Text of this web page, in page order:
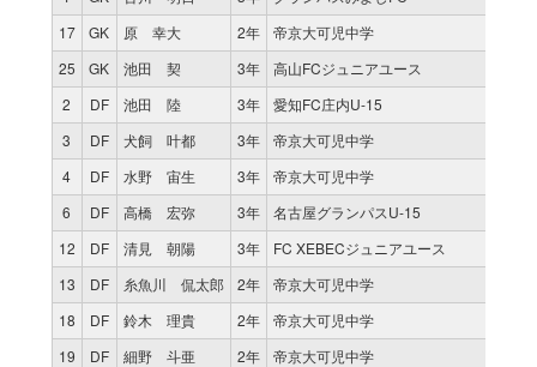
17
GK 原 幸大 2年
帝京大可児中学
25
GK 池田 契 3年
高山FCジュニアユース
2
DF 池田 陸 3年
愛知FC庄内U-15
3
DF 犬飼 叶都 3年
帝京大可児中学
4
DF 水野 宙生 3年
帝京大可児中学
6
DF 高橋 宏弥 3年
名古屋グランパスU-15
12
DF 清見 朝陽 3年
FC XEBECジュニアユース
13
DF 糸魚川 侃太郎 2年
帝京大可児中学
18
DF 鈴木 理貴 2年
帝京大可児中学
19
DF 細野 斗亜 2年
帝京大可児中学